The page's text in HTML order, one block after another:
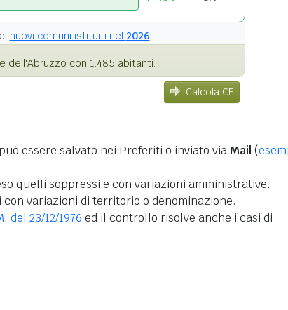
nuovi comuni istituiti nel 2026
dell'Abruzzo con 1.485 abitanti.
Calcola CF
essere salvato nei Preferiti o inviato via Mail (
quelli soppressi e con variazioni amministrative.
variazioni di territorio o denominazione.
del 23/12/1976 ed il controllo risolve anche i casi di